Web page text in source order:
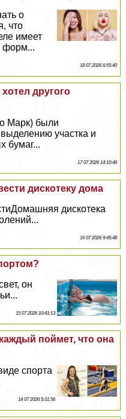
о
что
имеет
форм...
18 07 2026 6:55:40
другого
Марк) были
участка и
бумаг...
17 07 2026 14:10:46
дискотеку дома
дискотека
16 07 2026 9:45:48
он
15 07 2026 10:41:13
поймет, что она
спорта
14 07 2026 5:31:56